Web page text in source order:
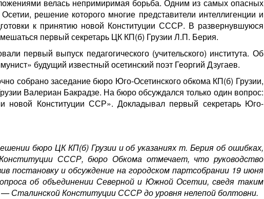
велась непримиримая борьба. Одним из самых опасных
решение которого многие представители интеллигенции и
к принятию новой Конституции СССР. В развернувшуюся
первый секретарь ЦК КП(б) Грузии Л.П. Берия.
первый выпуск педагогического (учительского) института. Об
будущий известный осетинский поэт Георгий Дзугаев.
собрано заседание бюро Юго-Осетинского обкома КП(б) Грузии,
Валериан Бакрадзе. На бюро обсуждался только один вопрос:
Конституции ССР». Докладывал первый секретарь Юго-
бюро ЦК КП(б) Грузии и об указаниях т. Берия об ошибках,
СССР, бюро Обкома отмечает, что руководство
постановку и обсуждение на городском партсобрании 19 июня
об объединении Северной и Южной Осетии, сведя таким
Сталинской Конституции СССР до уровня нелепой болтовни.